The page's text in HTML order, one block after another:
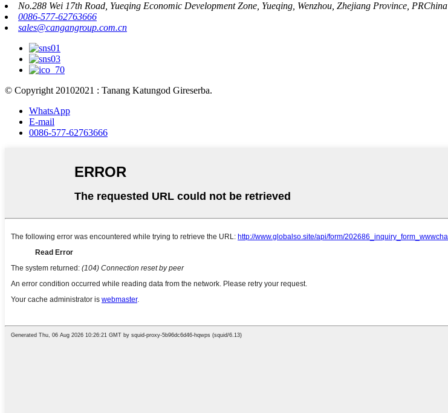
No.288 Wei 17th Road, Yueqing Economic Development Zone, Yueqing, Wenzhou, Zhejiang Province, PRChina
0086-577-62763666
sales@cangangroup.com.cn
© Copyright 20102021 : Tanang Katungod Gireserba.
WhatsApp
E-mail
0086-577-62763666